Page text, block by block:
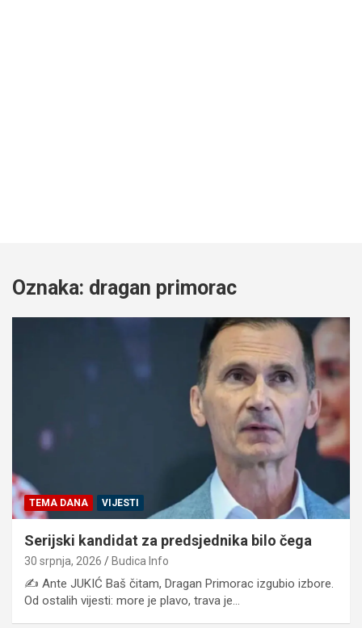
Oznaka: dragan primorac
TEMA DANA VIJESTI
Serijski kandidat za predsjednika bilo čega
30 srpnja, 2026 Budica Info
✍️ Ante JUKIĆ Baš čitam, Dragan Primorac izgubio izbore.
Od ostalih vijesti: more je plavo, trava je…